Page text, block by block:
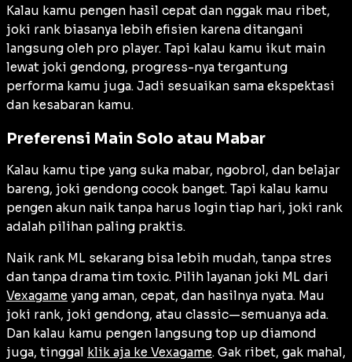
Kalau kamu pengen hasil cepat dan nggak mau ribet,
joki rank biasanya lebih efisien karena ditangani
langsung oleh pro player. Tapi kalau kamu ikut main
lewat joki gendong, progress-nya tergantung
performa kamu juga. Jadi sesuaikan sama ekspektasi
dan kesabaran kamu.
Preferensi Main Solo atau Mabar
Kalau kamu tipe yang suka mabar, ngobrol, dan belajar
bareng, joki gendong cocok banget. Tapi kalau kamu
pengen akun naik tanpa harus login tiap hari, joki rank
adalah pilihan paling praktis.
Naik rank ML sekarang bisa lebih mudah, tanpa stres
dan tanpa drama tim toxic. Pilih layanan joki ML dari
Vexagame yang aman, cepat, dan hasilnya nyata. Mau
joki rank, joki gendong, atau classic—semuanya ada.
Dan kalau kamu pengen langsung top up diamond
juga, tinggal klik aja ke Vexagame. Gak ribet, gak mahal,